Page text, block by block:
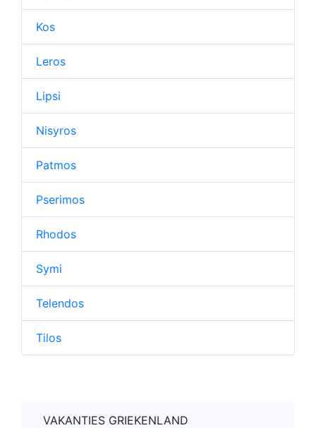
Kos
Leros
Lipsi
Nisyros
Patmos
Pserimos
Rhodos
Symi
Telendos
Tilos
VAKANTIES GRIEKENLAND